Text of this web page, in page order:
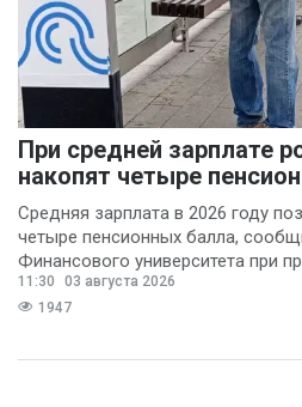
При средней зарплате
накопят четыре
Средняя зарплата в 2026 году
четыре пенсионных балла,
Финансового университета при
Балынин.
11:30
03 августа 2026
1947